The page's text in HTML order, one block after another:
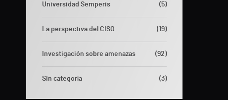
Universidad Semperis (5)
La perspectiva del CISO (19)
Investigación sobre amenazas (92)
Sin categoría (3)